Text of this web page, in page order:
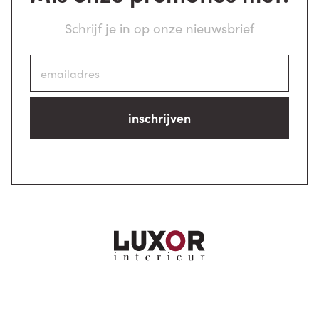
Schrijf je in op onze nieuwsbrief
inschrijven